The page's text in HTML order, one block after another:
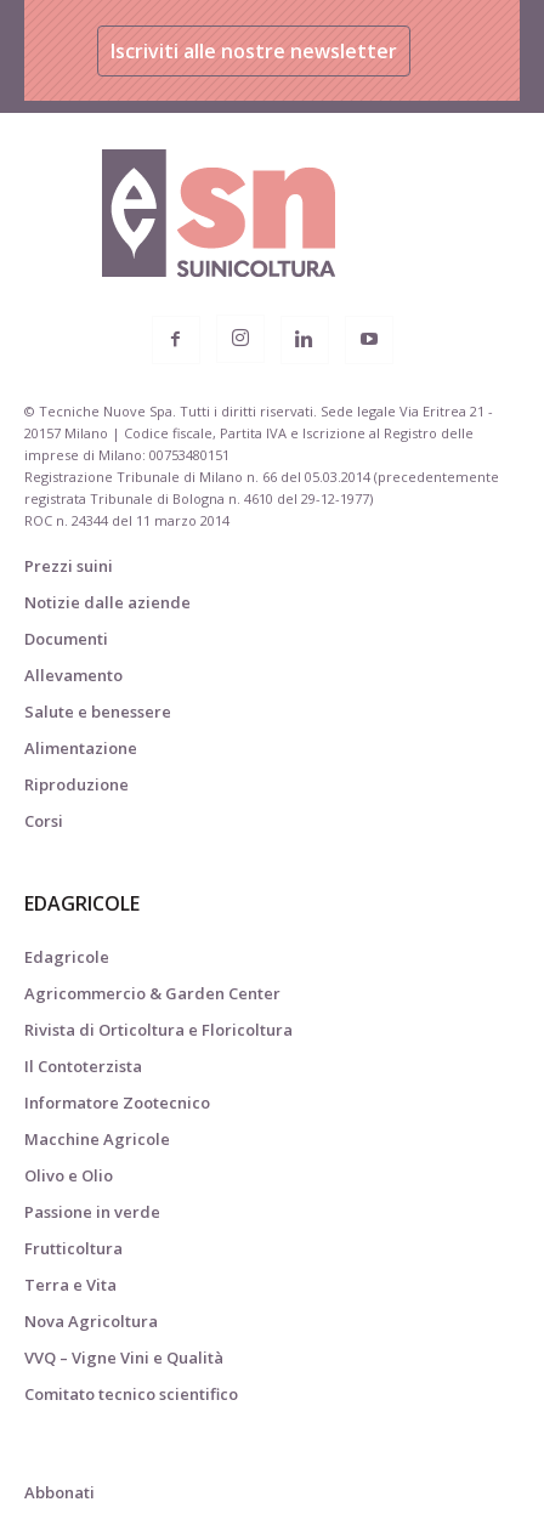
Iscriviti alle nostre newsletter
© Tecniche Nuove Spa. Tutti i diritti riservati. Sede legale Via Eritrea 21 -
20157 Milano | Codice fiscale, Partita IVA e Iscrizione al Registro delle
imprese di Milano: 00753480151
Registrazione Tribunale di Milano n. 66 del 05.03.2014 (precedentemente
registrata Tribunale di Bologna n. 4610 del 29-12-1977)
ROC n. 24344 del 11 marzo 2014
Prezzi suini
Notizie dalle aziende
Documenti
Allevamento
Salute e benessere
Alimentazione
Riproduzione
Corsi
EDAGRICOLE
Edagricole
Agricommercio & Garden Center
Rivista di Orticoltura e Floricoltura
Il Contoterzista
Informatore Zootecnico
Macchine Agricole
Olivo e Olio
Passione in verde
Frutticoltura
Terra e Vita
Nova Agricoltura
VVQ – Vigne Vini e Qualità
Comitato tecnico scientifico
Abbonati